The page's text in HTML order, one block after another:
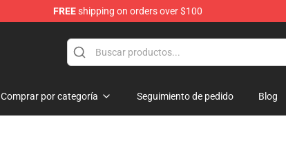
FREEshipping on orders over $100
Comprar por categoría Seguimiento de pedido Blog